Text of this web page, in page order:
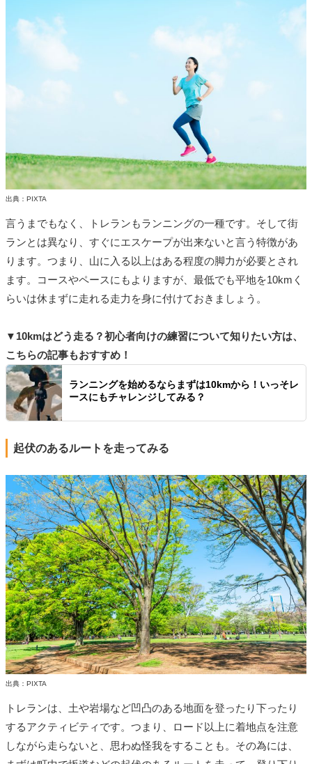
出典：PIXTA
言うまでもなく、トレランもランニングの一種です。そして街
ランとは異なり、すぐにエスケープが出来ないと言う特徴があ
ります。つまり、山に入る以上はある程度の脚力が必要とされ
ます。コースやペースにもよりますが、最低でも平地を10kmく
らいは休まずに走れる走力を身に付けておきましょう。
▼10kmはどう走る？初心者向けの練習について知りたい方は、
こちらの記事もおすすめ！
ランニングを始めるならまずは10kmから！いっそレ
ースにもチャレンジしてみる？
起伏のあるルートを走ってみる
出典：PIXTA
トレランは、土や岩場など凹凸のある地面を登ったり下ったり
するアクティビティです。つまり、ロード以上に着地点を注意
しながら走らないと、思わぬ怪我をすることも。その為には、